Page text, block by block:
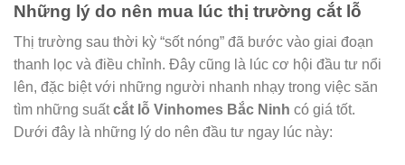
Những lý do nên mua lúc thị trường cắt lỗ
Thị trường sau thời kỳ “sốt nóng” đã bước vào giai đoạn
thanh lọc và điều chỉnh. Đây cũng là lúc cơ hội đầu tư nổi
lên, đặc biệt với những người nhanh nhạy trong việc săn
tìm những suấtcắt lỗ Vinhomes Bắc Ninh có giá tốt.
Dưới đây là những lý do nên đầu tư ngay lúc này: